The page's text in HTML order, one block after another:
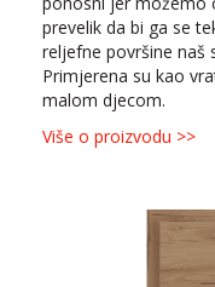
prevelik da bi ga se
reljefne površine naš
Primjerena su kao
malom djecom.
Više o proizvodu >>